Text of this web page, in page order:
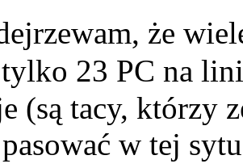
że
23 PC na
(są tacy, którzy
w tej